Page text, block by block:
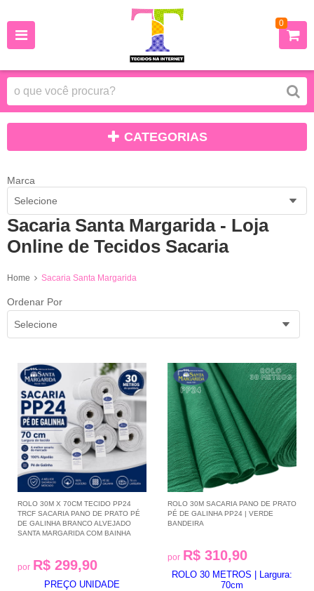
0
CATEGORIAS
Marca
Selecione
Sacaria Santa Margarida - Loja
Online de Tecidos Sacaria
Home Sacaria Santa Margarida
Ordenar Por
Selecione
ROLO 30M X 70CM TECIDO PP24
TRCF SACARIA PANO DE PRATO PÉ
DE GALINHA BRANCO ALVEJADO
SANTA MARGARIDA COM BAINHA
por R$ 299,90
PREÇO UNIDADE
ROLO 30M SACARIA PANO DE PRATO
PÉ DE GALINHA PP24 | VERDE
BANDEIRA
por R$ 310,90
ROLO 30 METROS | Largura:
70cm